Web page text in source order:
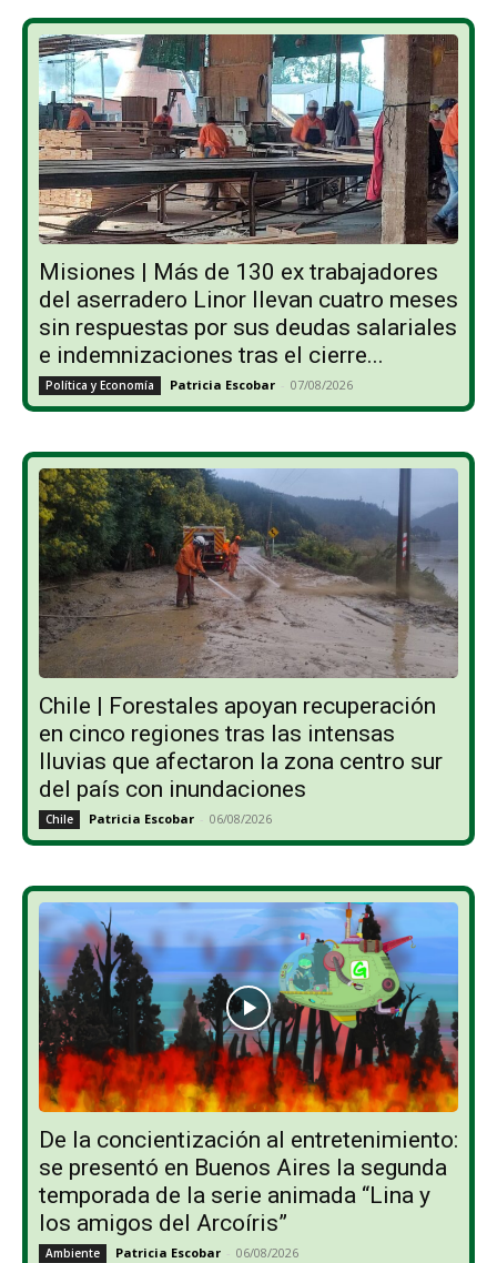
Misiones | Más de 130 ex trabajadores
del aserradero Linor llevan cuatro meses
sin respuestas por sus deudas salariales
e indemnizaciones tras el cierre...
Política y Economía Patricia Escobar - 07/08/2026
Chile | Forestales apoyan recuperación
en cinco regiones tras las intensas
lluvias que afectaron la zona centro sur
del país con inundaciones
Chile Patricia Escobar - 06/08/2026
De la concientización al entretenimiento:
se presentó en Buenos Aires la segunda
temporada de la serie animada “Lina y
los amigos del Arcoíris”
Ambiente Patricia Escobar - 06/08/2026